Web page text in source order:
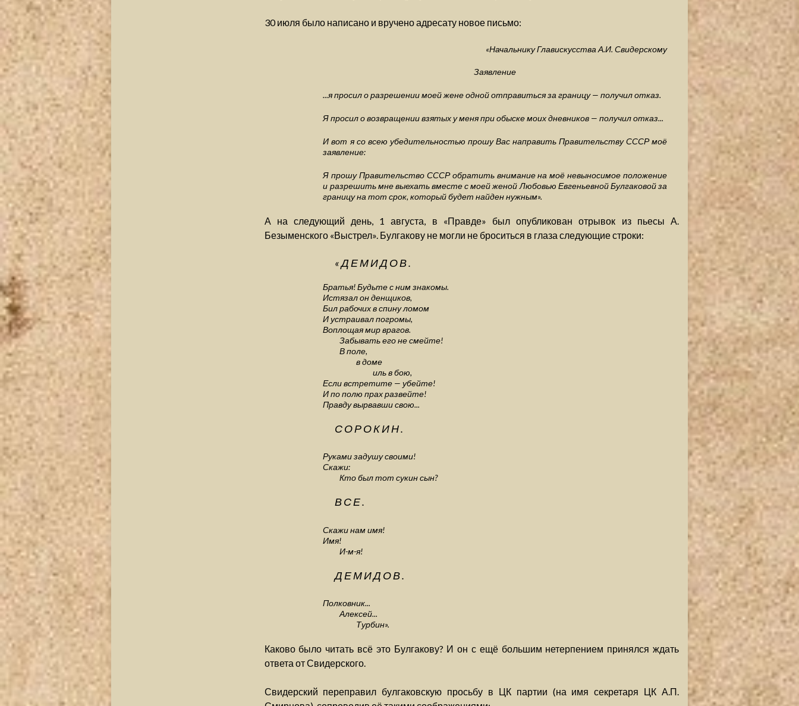
30 июля было написано и вручено адресату новое письмо:
«Начальнику Главискусства А.И. Свидерскому
Заявление
...я просил о разрешении моей жене одной отправиться за границу — получил отказ.
Я просил о возвращении взятых у меня при обыске моих дневников — получил отказ...
И вот я со всею убедительностью прошу Вас направить Правительству СССР моё
заявление:
Я прошу Правительство СССР обратить внимание на моё невыносимое положение
и разрешить мне выехать вместе с моей женой Любовью Евгеньевной Булгаковой за
границу на тот срок, который будет найден нужным».
А на следующий день, 1 августа, в «Правде» был опубликован отрывок из пьесы А.
Безыменского «Выстрел». Булгакову не могли не броситься в глаза следующие строки:
«ДЕМИДОВ.
Братья! Будьте с ним знакомы.
Истязал он денщиков,
Бил рабочих в спину ломом
И устраивал погромы,
Воплощая мир врагов.
Забывать его не смейте!
В поле,
в доме
иль в бою,
Если встретите — убейте!
И по полю прах развейте!
Правду вырвавши свою...
СОРОКИН.
Руками задушу своими!
Скажи:
Кто был тот сукин сын?
ВСЕ.
Скажи нам имя!
Имя!
И-м-я!
ДЕМИДОВ.
Полковник...
Алексей...
Турбин».
Каково было читать всё это Булгакову? И он с ещё большим нетерпением принялся ждать
ответа от Свидерского.
Свидерский переправил булгаковскую просьбу в ЦК партии (на имя секретаря ЦК А.П.